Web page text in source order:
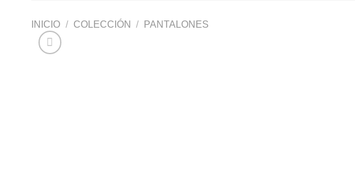
INICIO / COLECCIÓN / PANTALONES